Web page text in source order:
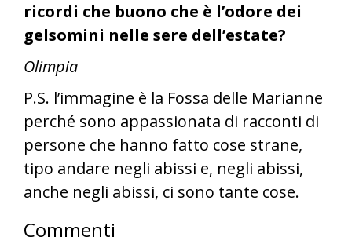
ricordi che buono che è l’odore dei
gelsomini nelle sere dell’estate?
Olimpia
P.S. l’immagine è la Fossa delle Marianne
perché sono appassionata di racconti di
persone che hanno fatto cose strane,
tipo andare negli abissi e, negli abissi,
anche negli abissi, ci sono tante cose.
Commenti